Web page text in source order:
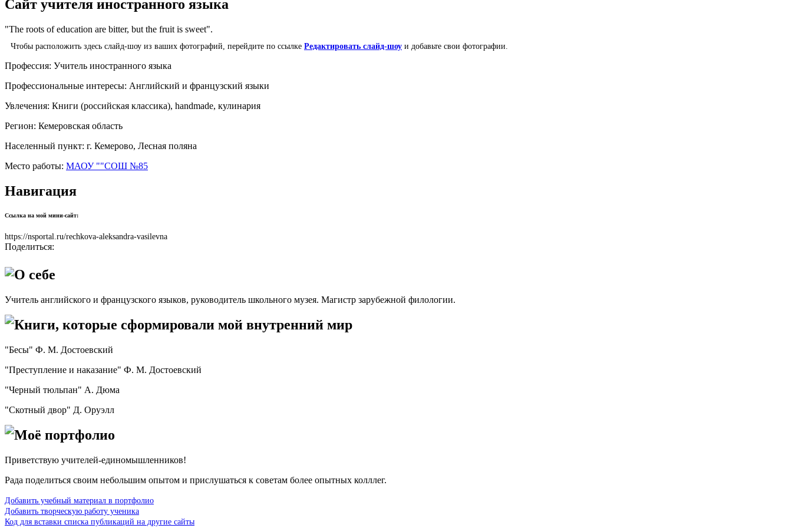
Сайт учителя иностранного языка
"The roots of education are bitter, but the fruit is sweet".
Чтобы расположить здесь слайд-шоу из ваших фотографий, перейдите по ссылке Редактировать слайд-шоу и добавьте свои фотографии.
Профессия: Учитель иностранного языка
Профессиональные интересы: Английский и французский языки
Увлечения: Книги (российская классика), handmade, кулинария
Регион: Кемеровская область
Населенный пункт: г. Кемерово, Лесная поляна
Место работы: МАОУ ""СОШ №85
Навигация
Ссылка на мой мини-сайт:
https://nsportal.ru/rechkova-aleksandra-vasilevna
Поделиться:
О себе
Учитель английского и французского языков, руководитель школьного музея. Магистр зарубежной филологии.
Книги, которые сформировали мой внутренний мир
"Бесы" Ф. М. Достоевский
"Преступление и наказание" Ф. М. Достоевский
"Черный тюльпан" А. Дюма
"Скотный двор" Д. Оруэлл
Моё портфолио
Приветствую учителей-единомышленников!
Рада поделиться своим небольшим опытом и прислушаться к советам более опытных колллег.
Добавить учебный материал в портфолио
Добавить творческую работу ученика
Код для вставки списка публикаций на другие сайты